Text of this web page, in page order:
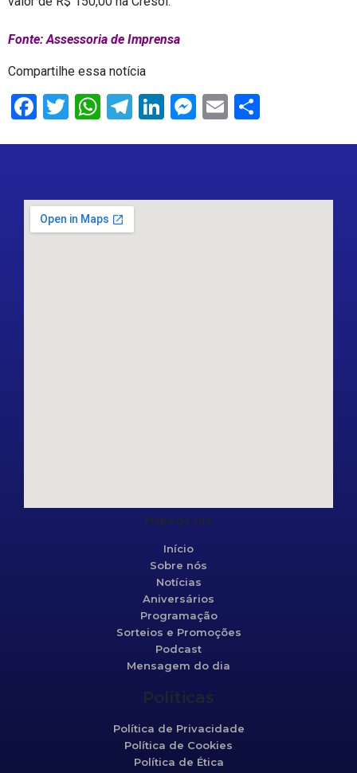
Fonte: Assessoria de Imprensa
Compartilhe essa notícia
Facebook
Twitter
WhatsApp
Telegram
LinkedIn
Messenger
Email
Mapa do site
Início
Sobre nós
Notícias
Aniversários
Programação
Sorteios e Promoções
Podcast
Mensagem do dia
Políticas
Política de Privacidade
Política de Cookies
Política de Ética